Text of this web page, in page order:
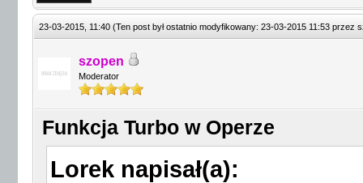
23-03-2015, 11:40 (Ten post był ostatnio modyfikowany: 23-03-2015 11:53 przez
szopen
Moderator
Funkcja Turbo w Operze
Lorek napisał(a):